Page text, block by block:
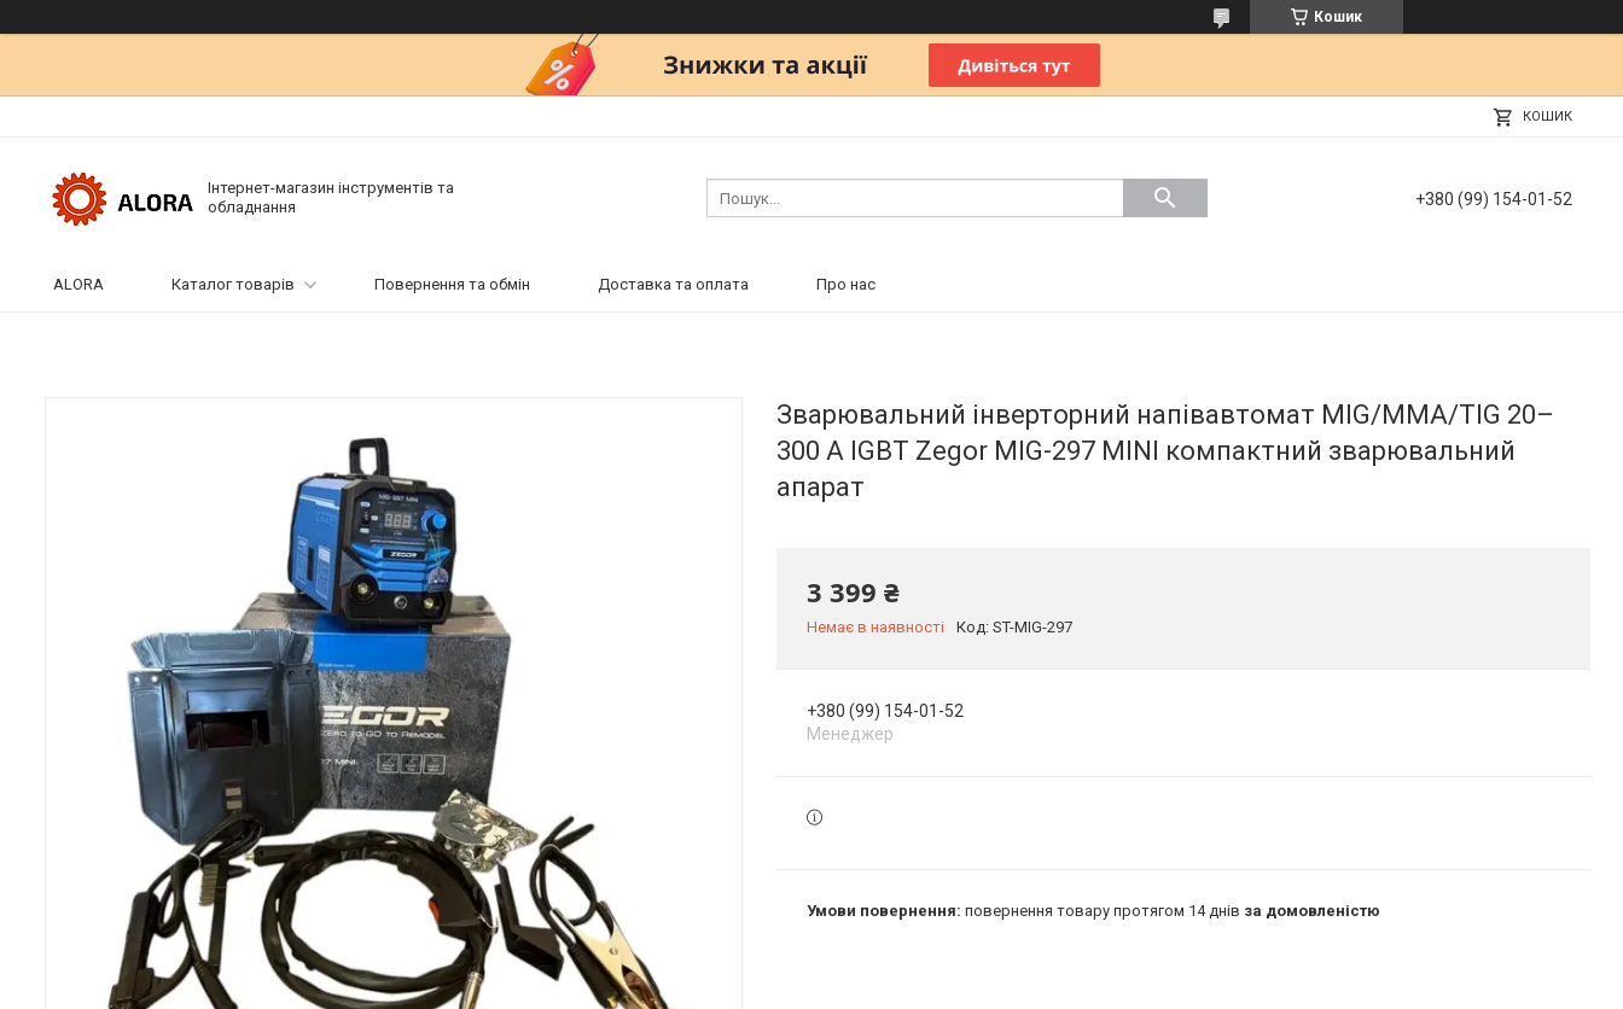
Кошик
КОШИК
Інтернет-магазин інструментів та
обладнання
+380 (99) 154-01-52
ALORA Каталог товарів Повернення та обмін Доставка та оплата Про нас
Зварювальний інверторний напівавтомат MIG/MMA/TIG 20–
300 А IGBT Zegor MIG-297 MINI компактний зварювальний
апарат
3 399 ₴
Немає в наявності Код: ST-MIG-297
+380 (99) 154-01-52
Менеджер
повернення товару протягом 14 днів за домовленістю